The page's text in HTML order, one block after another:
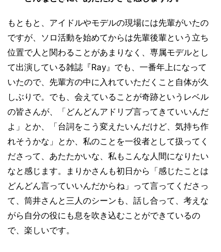
もともと、アイドルやモデルの現場には先輩がいたの
ですが、ソロ活動を始めてからは先輩後輩という立ち
位置で人と関わることがあまりなく、専属モデルとし
て出演している雑誌『Ray』でも、一番年上になって
いたので、先輩方の中に入れていただくこと自体が久
しぶりで。でも、会えていることが奇跡というレベル
の皆さんが、「どんどんアドリブ言ってきていいんだ
よ」とか、「台詞をこう変えたいんだけど、気持ち作
れそうかな」とか、私のことを一役者として扱ってく
ださって、あたたかいな、私もこんな人間になりたい
なと感じます。まりかさんも初日から「感じたことは
どんどん言っていいんだからね」って言ってくださっ
て、筒井さんと三人のシーンも、話し合って、考えな
がら自分の役にも息を吹き込むことができているの
で、楽しいです。